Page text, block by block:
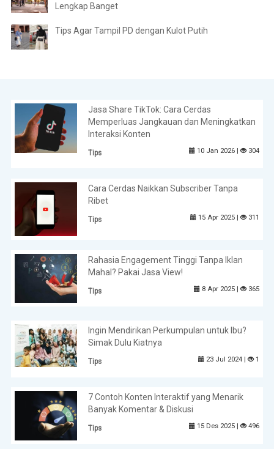
Lengkap Banget
Tips Agar Tampil PD dengan Kulot Putih
Jasa Share TikTok: Cara Cerdas
Memperluas Jangkauan dan Meningkatkan
Interaksi Konten
Tips 10 Jan 2026 | 304
Cara Cerdas Naikkan Subscriber Tanpa
Ribet
Tips 15 Apr 2025 | 311
Rahasia Engagement Tinggi Tanpa Iklan
Mahal? Pakai Jasa View!
Tips 8 Apr 2025 | 365
Ingin Mendirikan Perkumpulan untuk Ibu?
Simak Dulu Kiatnya
Tips 23 Jul 2024 | 1
7 Contoh Konten Interaktif yang Menarik
Banyak Komentar & Diskusi
Tips 15 Des 2025 | 496